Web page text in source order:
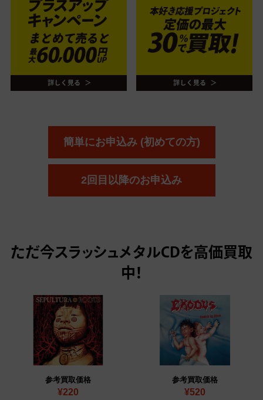
簡単にお申込み (初めての方)
2回目以降のお申込み
ただ今スラッシュメタルCDを高価買取
中！
参考買取価格
¥220
参考買取価格
¥520